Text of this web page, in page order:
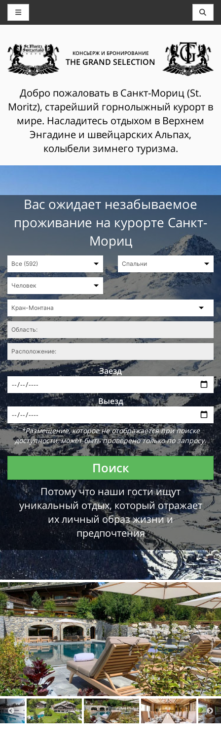
КОНСЬЕРЖ И БРОНИРОВАНИЕ
THE GRAND SELECTION
Добро пожаловать в Санкт-Мориц (St.
Moritz), старейший горнолыжный курорт в
мире. Насладитесь отдыхом в Верхнем
Энгадине и швейцарских Альпах,
колыбели зимнего туризма.
Вас ожидает незабываемое
проживание на курорте Санкт-
Мориц
Заезд
Выезд
*Размещение, которое не отображается при поиске
доступности, может быть проверено только по запросу.
Поиск
Потому что наши гости ищут
уникальный отдых, который отражает
их личный образ жизни и
предпочтения